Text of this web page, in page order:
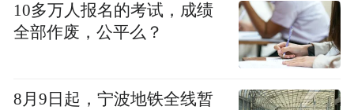
10多万人报名的考试，成绩
全部作废，公平么？
8月9日起，宁波地铁全线暂